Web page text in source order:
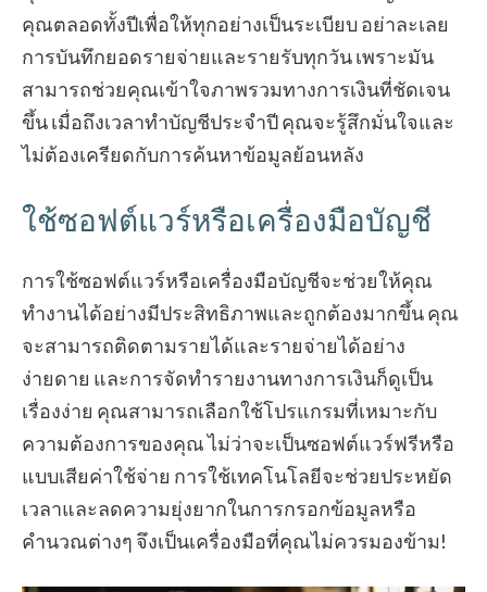
คุณตลอดทั้งปีเพื่อให้ทุกอย่างเป็นระเบียบ อย่าละเลย
การบันทึกยอดรายจ่ายและรายรับทุกวัน เพราะมัน
สามารถช่วยคุณเข้าใจภาพรวมทางการเงินที่ชัดเจน
ขึ้น เมื่อถึงเวลาทำบัญชีประจำปี คุณจะรู้สึกมั่นใจและ
ไม่ต้องเครียดกับการค้นหาข้อมูลย้อนหลัง
ใช้ซอฟต์แวร์หรือเครื่องมือบัญชี
การใช้ซอฟต์แวร์หรือเครื่องมือบัญชีจะช่วยให้คุณ
ทำงานได้อย่างมีประสิทธิภาพและถูกต้องมากขึ้น คุณ
จะสามารถติดตามรายได้และรายจ่ายได้อย่าง
ง่ายดาย และการจัดทำรายงานทางการเงินก็ดูเป็น
เรื่องง่าย คุณสามารถเลือกใช้โปรแกรมที่เหมาะกับ
ความต้องการของคุณ ไม่ว่าจะเป็นซอฟต์แวร์ฟรีหรือ
แบบเสียค่าใช้จ่าย การใช้เทคโนโลยีจะช่วยประหยัด
เวลาและลดความยุ่งยากในการกรอกข้อมูลหรือ
คำนวณต่างๆ จึงเป็นเครื่องมือที่คุณไม่ควรมองข้าม!